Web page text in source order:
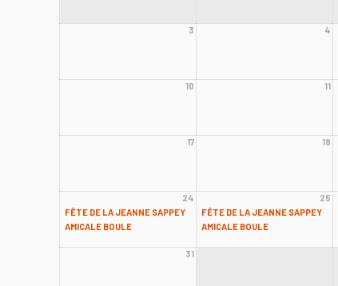
3 4
10 11
17 18
24
FÊTE DE LA JEANNE SAPPEY
AMICALE BOULE
25
FÊTE DE LA JEANNE SAPPEY
AMICALE BOULE
31